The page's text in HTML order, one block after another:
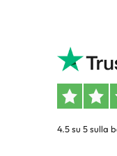
4.5 su 5 sulla